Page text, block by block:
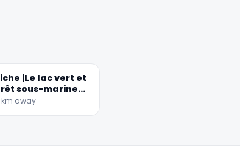
|Le lac vert et
sous-marine
km away
Exploring the World
places in your pocket. Free.